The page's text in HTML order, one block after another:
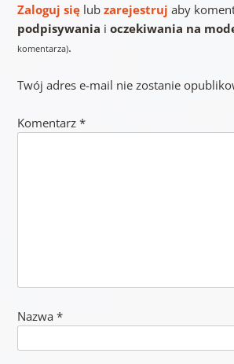
Zaloguj sięlub zarejestruj aby
podpisywania i oczekiwania na
komentarza).
Twój adres e-mail nie zostanie
Komentarz *
Nazwa *